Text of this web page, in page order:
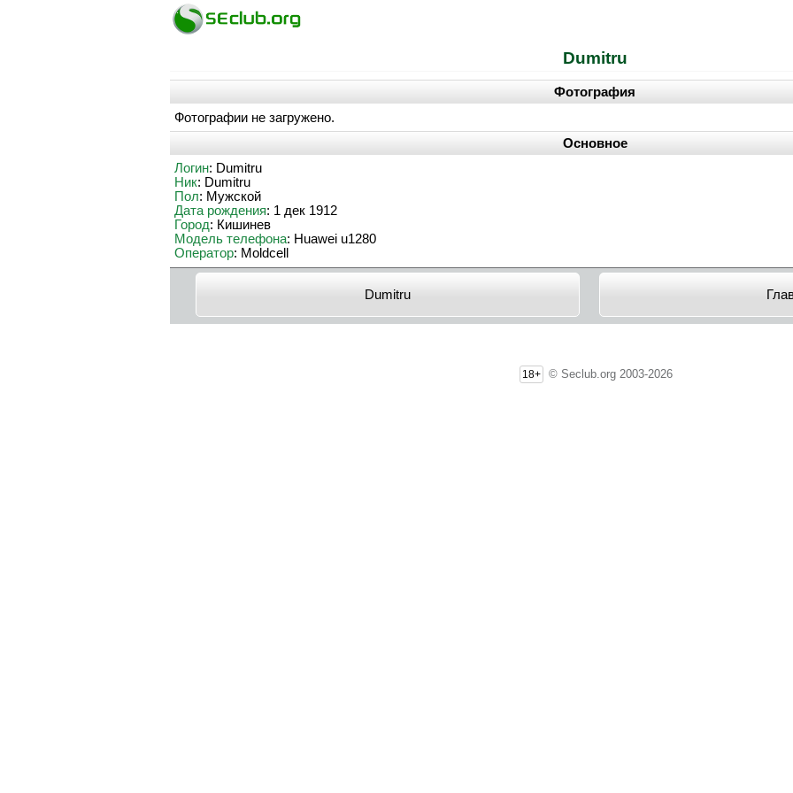
Dumitru
Фотография
Фотографии не загружено.
Основное
Логин: Dumitru
Ник: Dumitru
Пол: Мужской
Дата рождения: 1 дек 1912
Город: Кишинев
Модель телефона: Huawei u1280
Оператор: Moldcell
Dumitru
18+ © Seclub.org 2003-2026